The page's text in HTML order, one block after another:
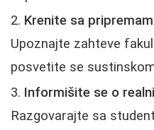
Krenite sa
Upoznajte zahteve
posvetite se
Informišite se o
Razgovarajte sa